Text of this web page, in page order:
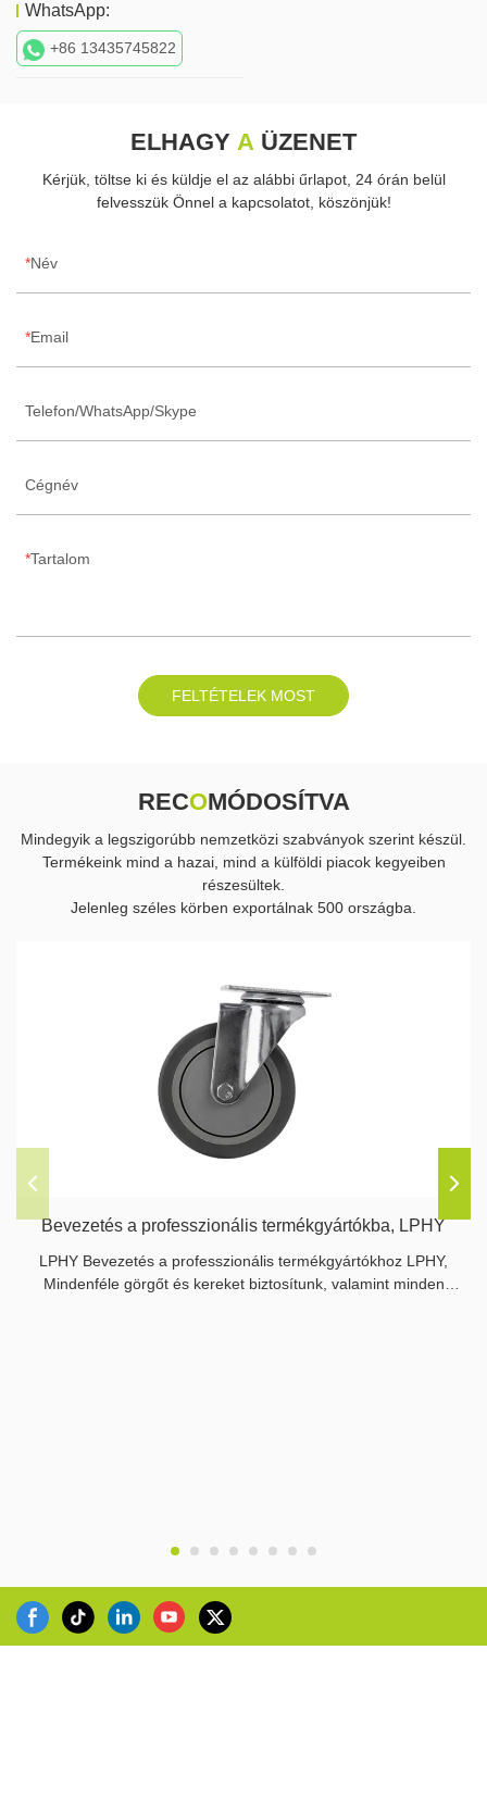
WhatsApp:
+86 13435745822
ELHAGY A ÜZENET
Kérjük, töltse ki és küldje el az alábbi űrlapot, 24 órán belül
felvesszük Önnel a kapcsolatot, köszönjük!
Név
Email
Telefon/WhatsApp/Skype
Cégnév
Tartalom
FELTÉTELEK MOST
RECOMÓDOSÍTVA
Mindegyik a legszigorúbb nemzetközi szabványok szerint készül.
Termékeink mind a hazai, mind a külföldi piacok kegyeiben
részesültek.
Jelenleg széles körben exportálnak 500 országba.
Bevezetés a professzionális termékgyártókba, LPHY
LPHY Bevezetés a professzionális termékgyártókhoz LPHY,
Mindenféle görgőt és kereket biztosítunk, valamint minden